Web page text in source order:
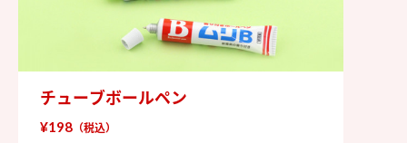
チューブボールペン
チューブボールペン
¥198 （税込）